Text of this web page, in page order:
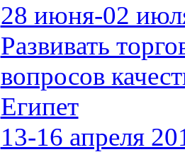
28 июня-02
Развивать
вопросов
Египет
13-16 апреля